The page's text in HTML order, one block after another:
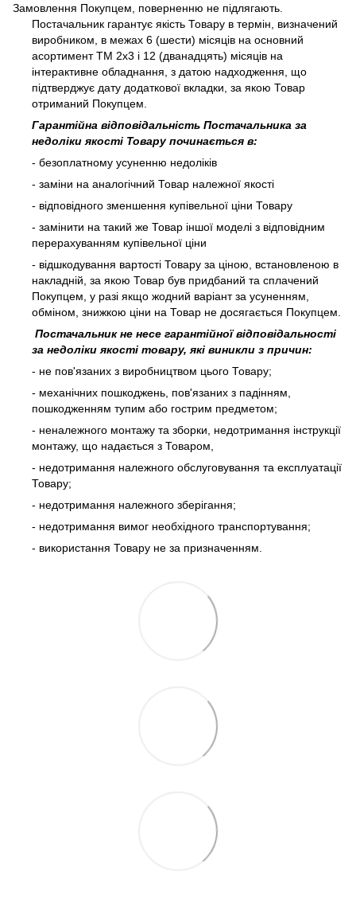
Замовлення Покупцем, поверненню не підлягають.
Постачальник гарантує якість Товару в термін, визначений
виробником, в межах 6 (шести) місяців на основний
асортимент ТМ 2х3 і 12 (дванадцять) місяців на
інтерактивне обладнання, з датою надходження, що
підтверджує дату додаткової вкладки, за якою Товар
отриманий Покупцем.
Гарантійна відповідальність Постачальника за
недоліки якості Товару починається в:
- безоплатному усуненню недоліків
- заміни на аналогічний Товар належної якості
- відповідного зменшення купівельної ціни Товару
- замінити на такий же Товар іншої моделі з відповідним
перерахуванням купівельної ціни
- відшкодування вартості Товару за ціною, встановленою в
накладній, за якою Товар був придбаний та сплачений
Покупцем, у разі якщо жодний варіант за усуненням,
обміном, знижкою ціни на Товар не досягається Покупцем.
Постачальник не несе гарантійної відповідальності
за недоліки якості товару, які виникли з причин:
- не пов'язаних з виробництвом цього Товару;
- механічних пошкоджень, пов'язаних з падінням,
пошкодженням тупим або гострим предметом;
- неналежного монтажу та зборки, недотримання інструкції
монтажу, що надається з Товаром,
- недотримання належного обслуговування та експлуатації
Товару;
- недотримання належного зберігання;
- недотримання вимог необхідного транспортування;
- використання Товару не за призначенням.